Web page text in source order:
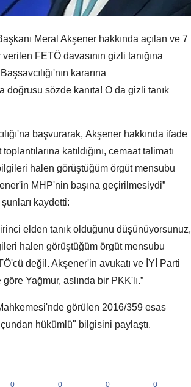
Meral Akşener hakkında açılan ve 7
FETÖ davasının gizli tanığına
kararına
doğrusu sözde kanıta! O da gizli tanık
başvurarak, Akşener hakkında ifade
katıldığını, cemaat talimatı
halen görüştüğüm örgüt mensubu
MHP'nin başına geçirilmesiydi”
kaydetti:
elden tanık olduğunu düşünüyorsunuz,
halen görüştüğüm örgüt mensubu
değil. Akşener'in avukatı ve İYİ Parti
Yağmur, aslında bir PKK'lı.”
görülen 2016/359 esas
hükümlü" bilgisini paylaştı.